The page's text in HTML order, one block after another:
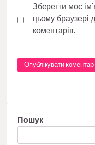
Зберегти моє
цьому браузері
коментарів.
Пошук